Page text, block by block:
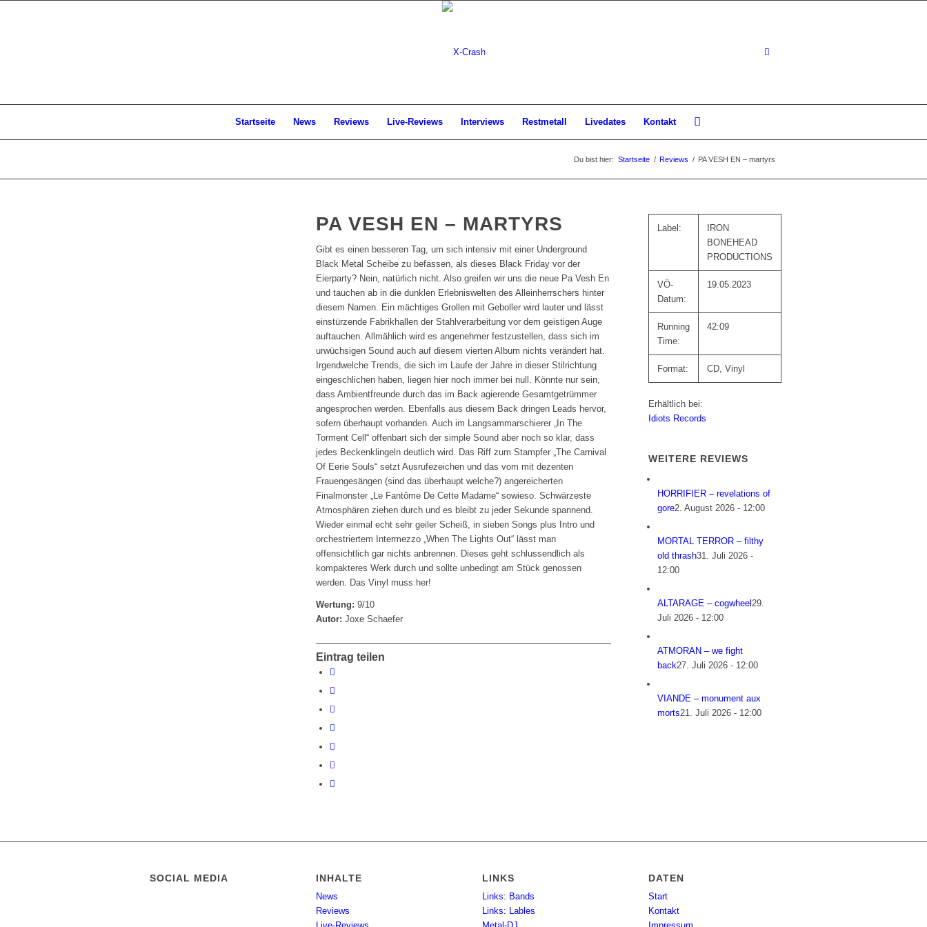
Startseite News Reviews Live-Reviews Interviews Restmetall Livedates Kontakt
Du bist hier: Startseite / Reviews / PA VESH EN – martyrs
PA VESH EN – MARTYRS
Gibt es einen besseren Tag, um sich intensiv mit einer Underground
Black Metal Scheibe zu befassen, als dieses Black Friday vor der
Eierparty? Nein, natürlich nicht. Also greifen wir uns die neue Pa Vesh En
und tauchen ab in die dunklen Erlebniswelten des Alleinherrschers hinter
diesem Namen. Ein mächtiges Grollen mit Geboller wird lauter und lässt
einstürzende Fabrikhallen der Stahlverarbeitung vor dem geistigen Auge
auftauchen. Allmählich wird es angenehmer festzustellen, dass sich im
urwüchsigen Sound auch auf diesem vierten Album nichts verändert hat.
Irgendwelche Trends, die sich im Laufe der Jahre in dieser Stilrichtung
eingeschlichen haben, liegen hier noch immer bei null. Könnte nur sein,
dass Ambientfreunde durch das im Back agierende Gesamtgetrümmer
angesprochen werden. Ebenfalls aus diesem Back dringen Leads hervor,
sofern überhaupt vorhanden. Auch im Langsammarschierer „In The
Torment Cell“ offenbart sich der simple Sound aber noch so klar, dass
jedes Beckenklingeln deutlich wird. Das Riff zum Stampfer „The Carnival
Of Eerie Souls“ setzt Ausrufezeichen und das vom mit dezenten
Frauengesängen (sind das überhaupt welche?) angereicherten
Finalmonster „Le Fantôme De Cette Madame“ sowieso. Schwärzeste
Atmosphären ziehen durch und es bleibt zu jeder Sekunde spannend.
Wieder einmal echt sehr geiler Scheiß, in sieben Songs plus Intro und
orchestriertem Intermezzo „When The Lights Out“ lässt man
offensichtlich gar nichts anbrennen. Dieses geht schlussendlich als
kompakteres Werk durch und sollte unbedingt am Stück genossen
werden. Das Vinyl muss her!
Wertung: 9/10
Autor: Joxe Schaefer
Eintrag teilen
Label:
IRON
BONEHEAD
PRODUCTIONS
VÖ-
Datum:
19.05.2023
Running
Time:
42:09
Format: CD, Vinyl
Erhältlich bei:
Idiots Records
WEITERE REVIEWS
HORRIFIER – revelations of
gore2. August 2026 - 12:00
MORTAL TERROR – filthy
old thrash31. Juli 2026 -
12:00
ALTARAGE – cogwheel29.
Juli 2026 - 12:00
ATMORAN – we fight
back27. Juli 2026 - 12:00
VIANDE – monument aux
morts21. Juli 2026 - 12:00
SOCIAL MEDIA INHALTE
News
Reviews
LINKS
Links: Bands
Links: Lables
DATEN
Start
Kontakt